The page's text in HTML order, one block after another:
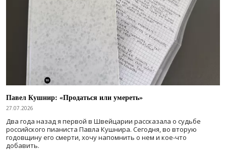
Павел Кушнир: «Продаться или умереть»
27.07.2026
Два года назад я первой в Швейцарии рассказала о судьбе
российского пианиста Павла Кушнира. Сегодня, во вторую
годовщину его смерти, хочу напомнить о нем и кое-что
добавить.